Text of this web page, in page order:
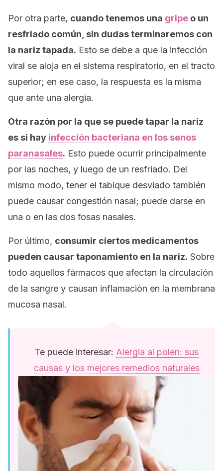
Por otra parte, cuando tenemos una gripe o un
resfriado común, sin dudas terminaremos con
la nariz tapada. Esto se debe a que la infección
viral se aloja en el sistema respiratorio, en el tracto
superior; en ese caso, la respuesta es la misma
que ante una alergia.
Otra razón por la que se puede tapar la nariz
es si hay infección bacteriana en los senos
paranasales. Esto puede ocurrir principalmente
por las noches, y luego de un resfriado. Del
mismo modo, tener el tabique desviado también
puede causar congestión nasal; puede darse en
una o en las dos fosas nasales.
Por último, consumir ciertos medicamentos
pueden causar taponamiento en la nariz. Sobre
todo aquellos fármacos que afectan la circulación
de la sangre y causan inflamación en la membrana
mucosa nasal.
Te puede interesar: Alergia al polen: sus
causas y los mejores remedios naturales